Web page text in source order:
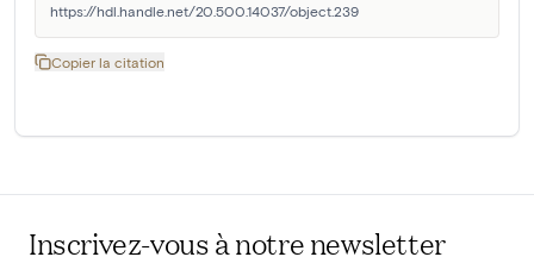
https://hdl.handle.net/20.500.14037/object.239
Copier la citation
Inscrivez-vous à notre newsletter